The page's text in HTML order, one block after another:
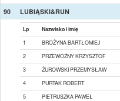
90 LUBIĄSKI&RUN
Lp Nazwisko i imię
1
BROŻYNA BARTŁOMIEJ
2
PRZEWOŹNY KRZYSZTOF
3
ŻUROWSKI PRZEMYSŁAW
4
PURTAK ROBERT
5
PIETRUSZKA PAWEŁ